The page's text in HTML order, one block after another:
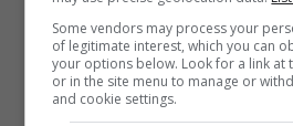
Successivamente, quando
emergono nuovi dettagli
situazione familiare di
Some vendors may process your
of legitimate interest, which you can
your options below. Look for a link at
or in the site menu to manage or
and cookie settings.